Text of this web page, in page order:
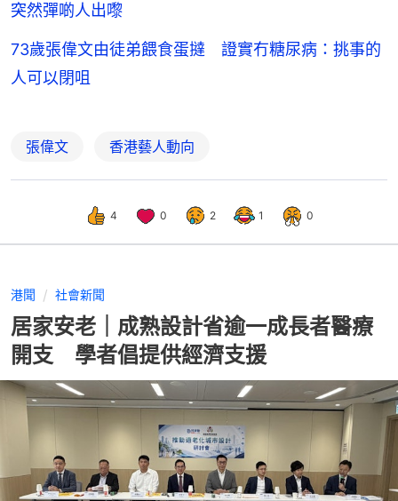
突然彈啲人出嚟
73歲張偉文由徒弟餵食蛋撻 證實冇糖尿病：挑事的
人可以閉咀
張偉文 香港藝人動向
4 0 2 1 0
港聞 社會新聞
居家安老｜成熟設計省逾一成長者醫療
開支 學者倡提供經濟支援